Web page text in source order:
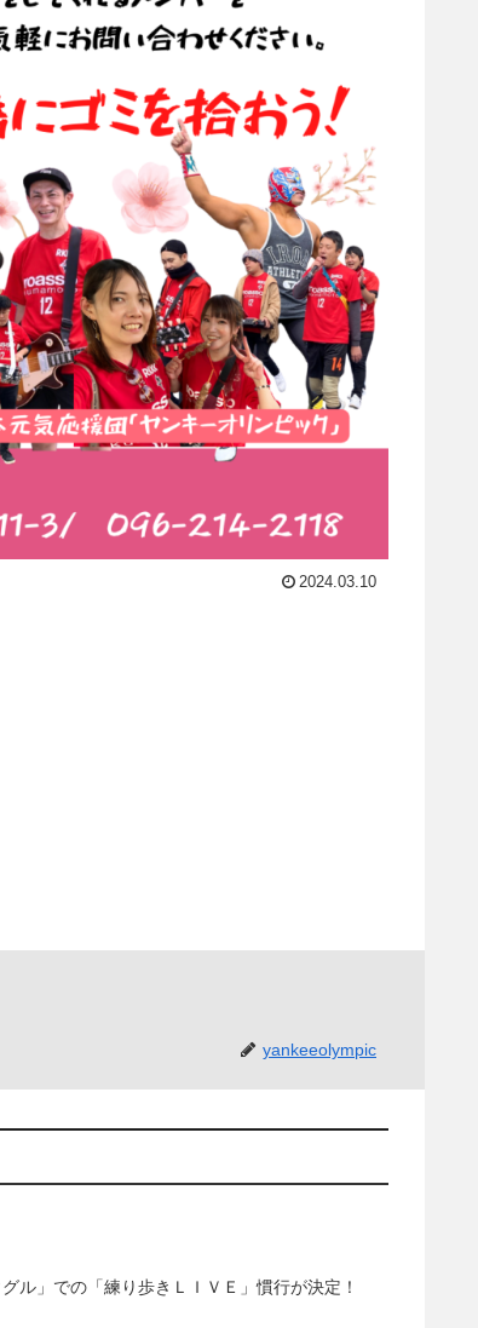
2024.03.10
yankeeolympic
ル」での「練り歩きＬＩＶＥ」慣行が決定！